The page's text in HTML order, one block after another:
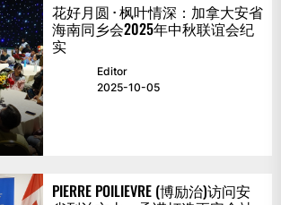
花好月圆 · 枫叶情深：加拿大安省
海南同乡会2025年中秋联谊会纪
实
Editor
2025-10-05
PIERRE POILIEVRE (博励治)访问安